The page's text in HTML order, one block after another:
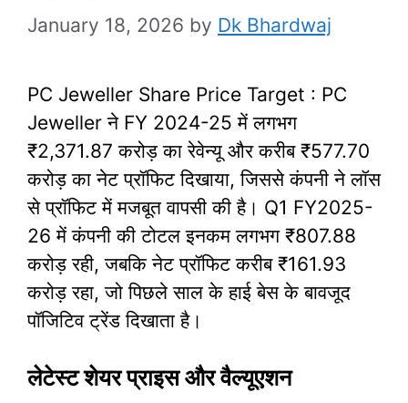
January 18, 2026 by Dk Bhardwaj
PC Jeweller Share Price Target : PC
Jeweller ने FY 2024-25 में लगभग
₹2,371.87 करोड़ का रेवेन्यू और करीब ₹577.70
करोड़ का नेट प्रॉफिट दिखाया, जिससे कंपनी ने लॉस
से प्रॉफिट में मजबूत वापसी की है। Q1 FY2025-
26 में कंपनी की टोटल इनकम लगभग ₹807.88
करोड़ रही, जबकि नेट प्रॉफिट करीब ₹161.93
करोड़ रहा, जो पिछले साल के हाई बेस के बावजूद
पॉजिटिव ट्रेंड दिखाता है।
लेटेस्ट शेयर प्राइस और वैल्यूएशन